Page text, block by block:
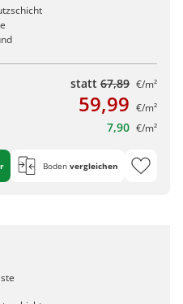
statt 67,89 €/m²
59,99 €/m²
7,90 €/m²
Boden vergleichen